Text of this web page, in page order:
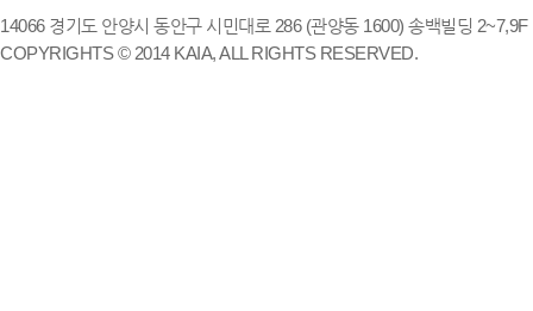
14066 경기도 안양시 동안구 시민대로 286 (관양동 1600) 송백빌딩
COPYRIGHTS © 2014 KAIA, ALL RIGHTS RESERVED.